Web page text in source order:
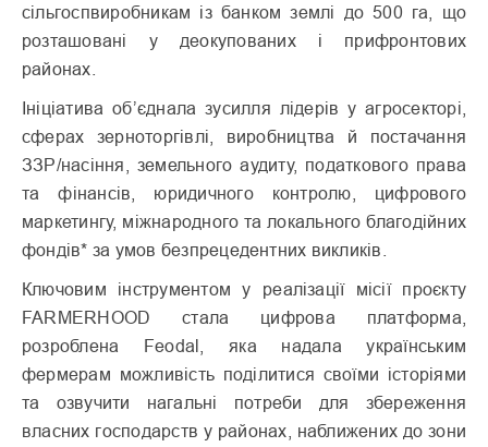
сільгоспвиробникам із банком землі до 500 га, що
розташовані у деокупованих і прифронтових
районах.
Ініціатива об’єднала зусилля лідерів у агросекторі,
сферах зерноторгівлі, виробництва й постачання
ЗЗР/насіння, земельного аудиту, податкового права
та фінансів, юридичного контролю, цифрового
маркетингу, міжнародного та локального благодійних
фондів* за умов безпрецедентних викликів.
Ключовим інструментом у реалізації місії проєкту
FARMERHOOD стала цифрова платформа,
розроблена Feodal, яка надала українським
фермерам можливість поділитися своїми історіями
та озвучити нагальні потреби для збереження
власних господарств у районах, наближених до зони